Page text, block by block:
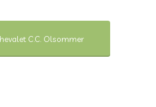
C.C. Olsommer